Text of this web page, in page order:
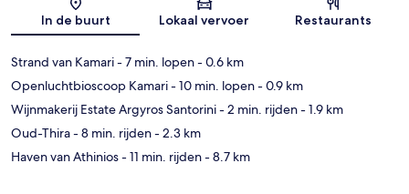
Kaart
In de buurt Lokaal vervoer Restaurants
Strand van Kamari- 7 min. lopen- 0.6 km
Openluchtbioscoop Kamari- 10 min. lopen- 0.9 km
Wijnmakerij Estate Argyros Santorini- 2 min. rijden- 1.9 km
Oud-Thira- 8 min. rijden- 2.3 km
Haven van Athinios- 11 min. rijden- 8.7 km